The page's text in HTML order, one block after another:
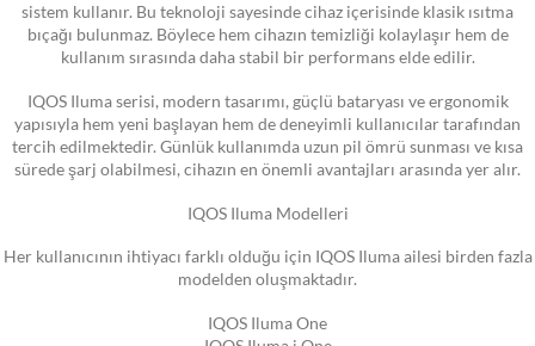
sistem kullanır. Bu teknoloji sayesinde cihaz içerisinde klasik ısıtma
bıçağı bulunmaz. Böylece hem cihazın temizliği kolaylaşır hem de
kullanım sırasında daha stabil bir performans elde edilir.
IQOS Iluma serisi, modern tasarımı, güçlü bataryası ve ergonomik
yapısıyla hem yeni başlayan hem de deneyimli kullanıcılar tarafından
tercih edilmektedir. Günlük kullanımda uzun pil ömrü sunması ve kısa
sürede şarj olabilmesi, cihazın en önemli avantajları arasında yer alır.
IQOS Iluma Modelleri
Her kullanıcının ihtiyacı farklı olduğu için IQOS Iluma ailesi birden fazla
modelden oluşmaktadır.
IQOS Iluma One